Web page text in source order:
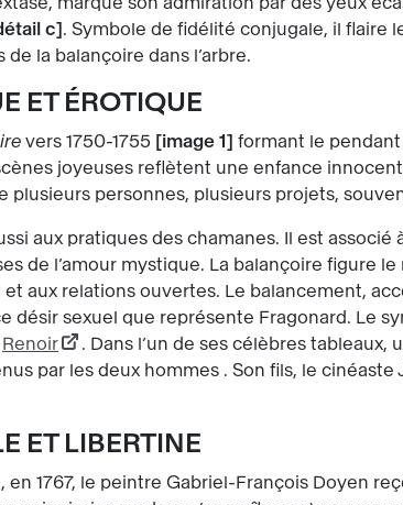
c . Symbole de fidélité conjugale, il flaire
la balançoire dans l’arbre.
ET ÉROTIQUE
vers 1750-1755 image 1 formant le pendant
joyeuses reflètent une enfance
personnes, plusieurs projets,
aux pratiques des chamanes. Il est
de l’amour mystique. La balançoire figure
aux relations ouvertes. Le balancement,
désir sexuel que représente Fragonard. Le
Renoir
. Dans l’un de ses célèbres
par les deux hommes . Son fils, le cinéaste
ET LIBERTINE
1767, le peintre Gabriel-François Doyen